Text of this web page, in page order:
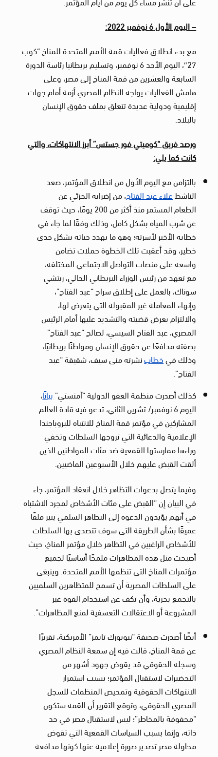
– اليوم الأول 6 نوفمبر 2022:
مع بدء انطلاق فعاليات قمة الأمم المتحدة للمناخ “كوب
27″، اليوم الأحد 6 نوفمبر، وتسليم بريطانيا رئاسة الدورة
السابعة والعشرين من قمة المناخ إلى مصر، وعلى
هامش الفعاليات يواجه النظام المصري أزمة أمام جهات
إقليمية ودولية عديدة تتعلق بملف حقوق الإنسان
بالبلاد.
ورصد فريق “كوميتي فور جستس” أبرز الانتهاكات، والتي
كانت كما يلي:
بالتزامن مع اليوم الأول من انطلاق المؤتمر، صعد
الناشطعلاء عبد الفتاح، من إضرابه الجزئي عن
الطعام المستمر منذ أكثر من 200 يومًا، حيث توقف
عن شرب المياه بشكل كامل، وذلك وفقًا لما جاء في
خطابه الأخير لأسرته؛ وهو ما يهدد حياته بشكل جدي
خطير، وقد أعقبت تلك الخطوة حملات تضامن
واسعة على منصات التواصل الاجتماعي المختلفة،
مع تعهد من رئيس الوزراء البريطاني الحالي، ريتشي
سوناك، بالعمل على إطلاق سراح “عبد الفتاح”،
وإنهاء المعاملة غير المقبولة التي يتعرض لها،
والالتزام بعرض قضيته والتشديد عليها أمام الرئيس
المصري، عبد الفتاح السيسي، لصالح “عبد الفتاح”
بصفته مدافعًا عن حقوق الإنسان ومواطنًا بريطانيًا،
وذلك فيخطابنشرته منى سيف، شقيقة “عبد
الفتاح”.
كذلك أصدرت منظمة العفو الدولية “آمنستي”بيانًا،
اليوم 6 نوفمبر/ تشرين الثاني، تدعو فيه قادة العالم
المشاركين في مؤتمر قمة المناخ للانتباه للبروباجندا
الإعلامية والدعائية التي تروجها السلطات وتخفي
وراءها ممارستها القمعية ضد مئات المواطنين الذين
ألقت القبض عليهم خلال الأسبوعين الماضيين.
وفيما يتصل بدعوات التظاهر خلال انعقاد المؤتمر، جاء
في البيان إن “القبض على مئات الأشخاص لمجرد الاشتباه
في أنهم يؤيدون الدعوة إلى التظاهر السلمي يثير قلقًا
عميقًا بشأن الطريقة التي سوف تتصدى بها السلطات
للأشخاص الراغبين في التظاهر خلال مؤتمر المناخ، حيث
أصبحت مثل هذه المظاهرات ملمحًا أساسيًا لجميع
مؤتمرات المناخ التي تنظمها الأمم المتحدة. وينبغي
على السلطات المصرية أن تسمح للمتظاهرين السلميين
بالتجمع بحرية، وأن تكف عن استخدام القوة غير
المشروعة أو الاعتقالات التعسفية لمنع المظاهرات”.
أيضًا أصدرت صحيفة “نيويورك تايمز” الأمريكية، تقريرًا
عن قمة المناخ، قالت فيه إن سمعة النظام المصري
وسجله الحقوقي قد يقوض جهود أشهر من
التحضيرات لاستقبال المؤتمر؛ بسبب استمرار
الانتهاكات الحقوقية وتمحيص المنظمات للسجل
المصري الحقوقي، وتوقع التقرير أن القمة ستكون
“محفوفة بالمخاطر”؛ ليس لاستقبال مصر في حد
ذاته، وإنما بسبب السياسات القمعية التي تقوض
محاولة مصر تصدير صورة إعلامية عنها كونها مدافعة